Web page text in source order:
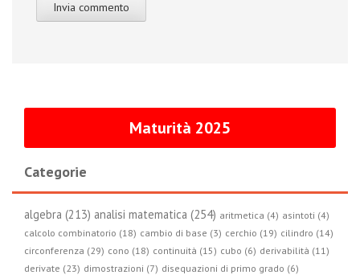
Maturità 2025
Categorie
algebra (213) analisi matematica (254) aritmetica (4) asintoti (4)
calcolo combinatorio (18) cambio di base (3) cerchio (19) cilindro (14)
circonferenza (29) cono (18) continuità (15) cubo (6) derivabilità (11)
derivate (23) dimostrazioni (7) disequazioni di primo grado (6)